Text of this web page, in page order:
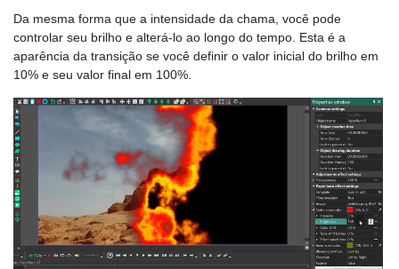
Da mesma forma que a intensidade da chama, você pode
controlar seu brilho e alterá-lo ao longo do tempo. Esta é a
aparência da transição se você definir o valor inicial do brilho em
10% e seu valor final em 100%.